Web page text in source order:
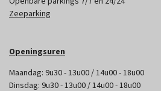
Zeeparking
Openingsuren
Maandag: 9u30 - 13u00 / 14u00 - 18u00
Dinsdag: 9u30 - 13u00 / 14u00 - 18u00